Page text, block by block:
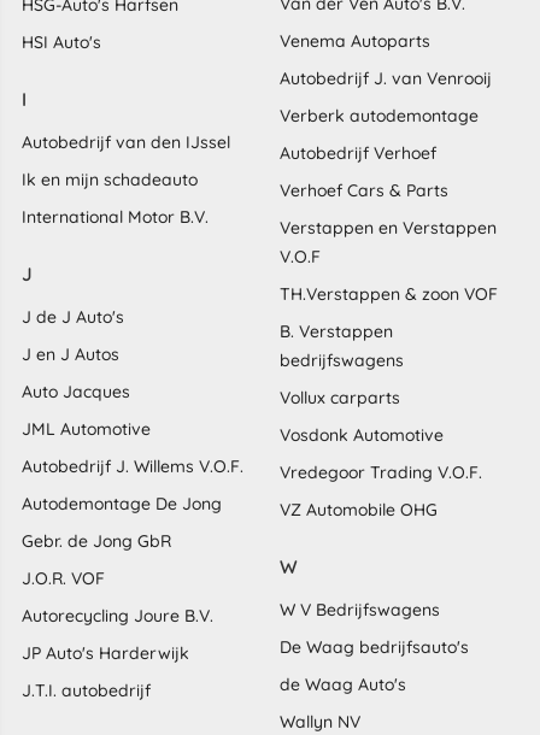
HSI Auto's
I
Autobedrijf van den IJssel
Ik en mijn schadeauto
International Motor B.V.
J
J de J Auto's
J en J Autos
Auto Jacques
JML Automotive
Autobedrijf J. Willems V.O.F.
Autodemontage De Jong
Gebr. de Jong GbR
J.O.R. VOF
Autorecycling Joure B.V.
JP Auto's Harderwijk
J.T.I. autobedrijf
Venema Autoparts
Autobedrijf J. van Venrooij
Verberk autodemontage
Autobedrijf Verhoef
Verhoef Cars & Parts
Verstappen en Verstappen
V.O.F
TH.Verstappen & zoon VOF
B. Verstappen
bedrijfswagens
Vollux carparts
Vosdonk Automotive
Vredegoor Trading V.O.F.
VZ Automobile OHG
W
W V Bedrijfswagens
De Waag bedrijfsauto's
de Waag Auto's
Wallyn NV